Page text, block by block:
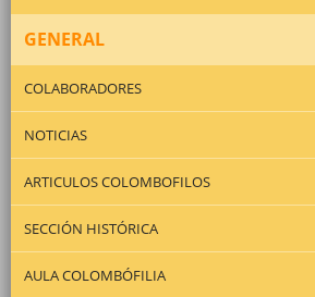
GENERAL
COLABORADORES
NOTICIAS
ARTICULOS COLOMBOFILOS
SECCIÓN HISTÓRICA
AULA COLOMBÓFILIA